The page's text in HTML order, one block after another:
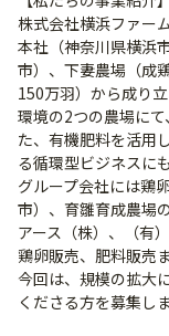
株式会社横浜ファー
本社（神奈川県横浜
市）、下妻農場（成
150万羽）から成り
環境の2つの農場に
た、有機肥料を活用
る循環型ビジネスに
グループ会社には鶏
市）、育雛育成農場
アース（株）、（有
鶏卵販売、肥料販売
今回は、規模の拡大
くださる方を募集し